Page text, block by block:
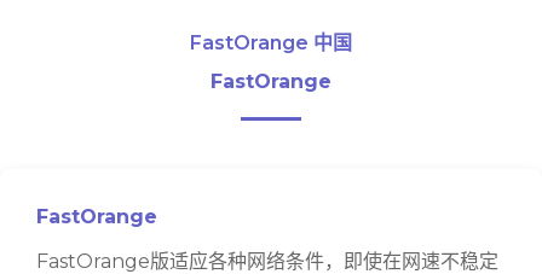
FastOrange 中国
FastOrange
FastOrange
FastOrange版适应各种网络条件，即使在网速不稳定